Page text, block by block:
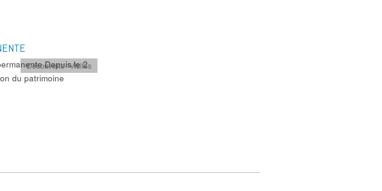
Découverte,Visites
Depuis le 2
du patrimoine